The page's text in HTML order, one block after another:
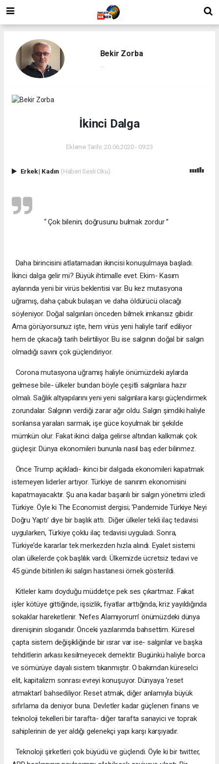
Bekir Zorba
İkinci Dalga
Ekleme Tarihi: 20.06.2020 - 09:23
Erkek| Kadın (Haberi Sesli Oku)
“ Çok bilenin; doğrusunu bulmak zordur ”
Daha birincisini atlatamadan ikincisi konuşulmaya başladı.
İkinci dalga gelir mi? Büyük ihtimalle evet. Ekim- Kasım
aylarında yeni bir virüs beklentisi var. Bu kez mutasyona
uğramış, daha çabuk bulaşan ve daha öldürücü olacağı
söyleniyor. Doğal salgınları önceden bilmek imkansız gibidir.
Ama görüyorsunuz işte, hem virüs yeni haliyle tarif ediliyor
hem de çıkacağı tarih belirtiliyor. Bu ise salgının doğal bir salgın
olmadığı savını çok güçlendiriyor.
Corona mutasyona uğramış haliyle önümüzdeki aylarda
gelmese bile- ülkeler bundan böyle çeşitli salgınlara hazır
olmalı. Sağlık altyapılarını yeni yeni salgınlara karşı güçlendirmek
zorundalar. Salgının verdiği zarar ağır oldu. Salgın şimdiki haliyle
sonlansa yaraları sarmak, işe güce koyulmak bir şekilde
mümkün olur. Fakat ikinci dalga gelirse altından kalkmak çok
güçleşir. Dünya ekonomileri bununla nasıl baş eder bilinmez.
Önce Trump açıkladı- ikinci bir dalgada ekonomileri kapatmak
istemeyen liderler artıyor. Türkiye de sanırım ekonomisini
kapatmayacaktır. Şu ana kadar başarılı bir salgın yönetimi izledi
Türkiye. Öyle ki The Economist dergisi; ‘Pandemide Türkiye Neyi
Doğru Yaptı’ diye bir başlık attı. Diğer ülkeler tekli ilaç tedavisi
uygularken, Türkiye çoklu ilaç tedavisi uyguladı. Sonra,
Türkiye’de kararlar tek merkezden hızla alındı. Eyalet sistemi
olan ülkelerde çok başlılık vardı. Ülkemizde ücretsiz tedavi ve
45 günde bitirilen iki salgın hastanesi örnek gösterildi.
Kitleler karnı doyduğu müddetçe pek ses çıkartmaz. Fakat
işler kötüye gittiğinde, işsizlik, fiyatlar arttığında, kriz yayıldığında
sokaklar hareketlenir. ‘Nefes Alamıyorum’ önümüzdeki dünya
direnişinin sloganıdır. Önceki yazılarımda bahsettim. Küresel
çapta sistem değişikliğinde bir ısrar var ise- salgınlar ve başka
tehditlerin arkası kesilmeyecek demektir. Bugünkü haliyle borca
ve sömürüye dayalı sistem tıkanmıştır. O bakımdan küreselci
elit, kapitalizm sonrası evreyi konuşuyor. Dünyaya ‘reset
atmaktan’ bahsediliyor. Reset atmak, diğer anlamıyla büyük
sıfırlama da deniyor buna. Devletler kadar güçlenen finans ve
teknoloji tekelleri bir tarafta- diğer tarafta sanayici ve toprak
sahiplerinin de yer aldığı gelenekçi yapı karşı karşıyadır.
Teknoloji şirketleri çok büyüdü ve güçlendi. Öyle ki bir twitter,